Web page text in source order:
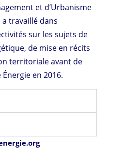
et d’Urbanisme
a travaillé dans
sur les sujets de
de mise en récits
territoriale avant de
en 2016.